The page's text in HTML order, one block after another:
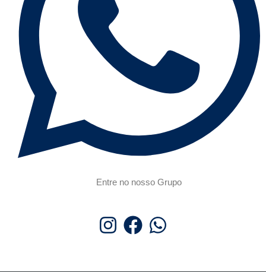
Entre no nosso Grupo